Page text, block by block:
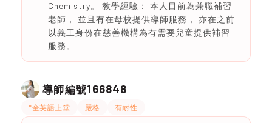
Chemistry。 教學經驗： 本人目前為兼職補習
老師， 並且有在母校提供導師服務， 亦在之前
以義工身份在慈善機構為有需要兒童提供補習
服務。
導師編號166848
*全英語上堂 嚴格 有耐性